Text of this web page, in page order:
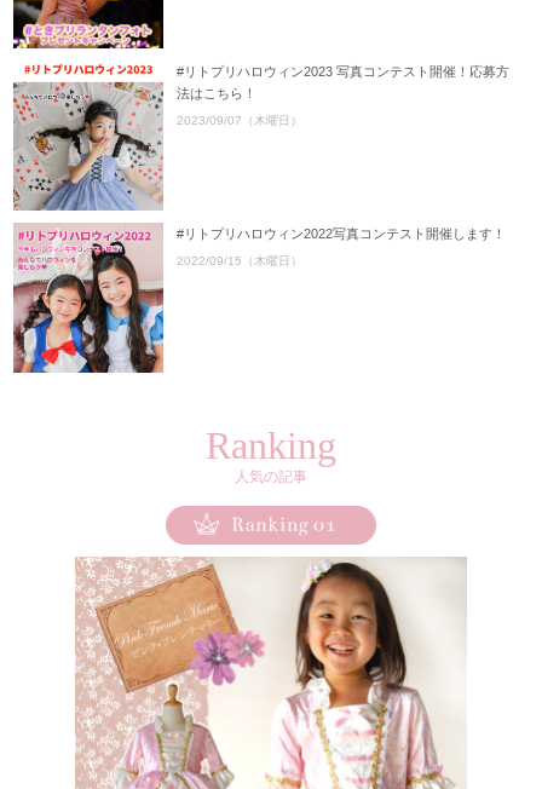
#リトプリハロウィン2023 写真コンテスト開催！応募方
法はこちら！
2023/09/07（木曜日）
#リトプリハロウィン2022写真コンテスト開催します！
2022/09/15（木曜日）
Ranking
人気の記事